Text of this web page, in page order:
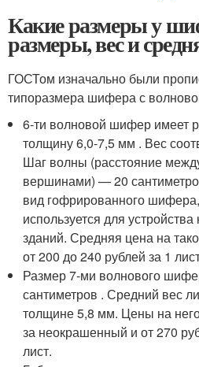
Какие размеры у
размеры, вес и
ГОСТом изначально были
типоразмера шифера с
6-ти волновой шифер имеет
толщину 6,0-7,5 мм . Вес
Шаг волны (расстояние
вершинами) — 20
вид гофрированного
используется для
зданий. Средняя цена на
от 200 до 240 рублей за 1
Размер 7-ми волнового
сантиметров . Средний вес
толщине 5,8 мм. Цены на
за неокрашенный и от 270
лист.